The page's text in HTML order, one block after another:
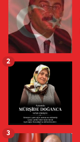
2
3